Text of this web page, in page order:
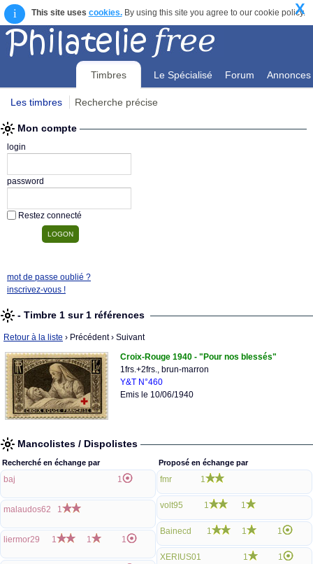
i This site uses cookies.By using this site you agree to our cookie policy.
X
Timbres Le Spécialisé Forum Annonces
Les timbres Recherche précise
Mon compte
login
password
Restez connecté
mot de passe oublié ?
inscrivez-vous !
- Timbre 1 sur 1 références
Retour à la liste › Précédent› Suivant
Croix-Rouge 1940 - "Pour nos blessés"
1frs.+2frs., brun-marron
Y&T N°460
Emis le 10/06/1940
Mancolistes / Dispolistes
Recherché en échange par
baj 1
malaudos62 1
liermor29 1 1 1
Proposé en échange par
fmr 1
volt95 1 1
Bainecd 1 1 1
XERIUS01 1 1